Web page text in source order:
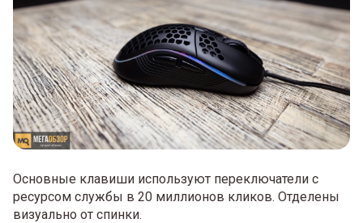
Основные клавиши используют переключатели с
ресурсом службы в 20 миллионов кликов. Отделены
визуально от спинки.